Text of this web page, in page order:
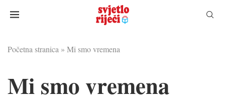
Početna stranica » Mi smo vremena
Mi smo vremena